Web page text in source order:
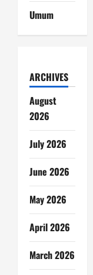
Umum
ARCHIVES
August
2026
July 2026
June 2026
May 2026
April 2026
March 2026